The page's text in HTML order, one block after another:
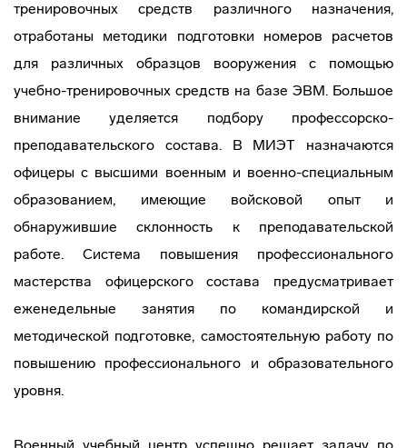
тренировочных средств различного назначения,
отработаны методики подготовки номеров расчетов
для различных образцов вооружения с помощью
учебно-тренировочных средств на базе ЭВМ. Большое
внимание уделяется подбору профессорско-
преподавательского состава. В МИЭТ назначаются
офицеры с высшими военным и военно-специальным
образованием, имеющие войсковой опыт и
обнаружившие склонность к преподавательской
работе. Система повышения профессионального
мастерства офицерского состава предусматривает
еженедельные занятия по командирской и
методической подготовке, самостоятельную работу по
повышению профессионального и образовательного
уровня.